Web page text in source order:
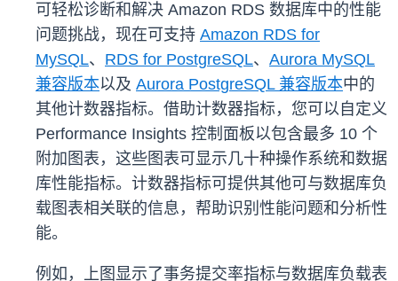
可轻松诊断和解决 Amazon RDS 数据库中的性能
问题挑战，现在可支持 Amazon RDS for
MySQL、 RDS for PostgreSQL、 Aurora MySQL
兼容版本以及 Aurora PostgreSQL 兼容版本中的
其他计数器指标。借助计数器指标，您可以自定义
Performance Insights 控制面板以包含最多 10 个
附加图表，这些图表可显示几十种操作系统和数据
库性能指标。计数器指标可提供其他可与数据库负
载图表相关联的信息，帮助识别性能问题和分析性
能。
例如，上图显示了事务提交率指标与数据库负载表